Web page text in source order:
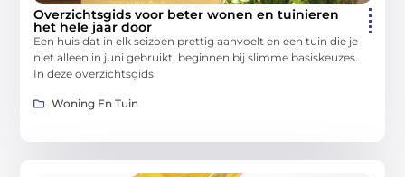
Overzichtsgids voor beter wonen en tuinieren
het hele jaar door
Een huis dat in elk seizoen prettig aanvoelt en een tuin die je
niet alleen in juni gebruikt, beginnen bij slimme basiskeuzes.
In deze overzichtsgids
Woning En Tuin